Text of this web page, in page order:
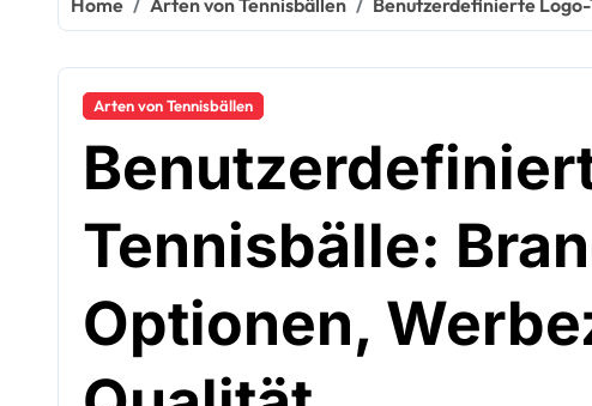
Home Arten von Tennisbällen Benutzerdefinierte
Arten von Tennisbällen
Tennisbälle:
Optionen,